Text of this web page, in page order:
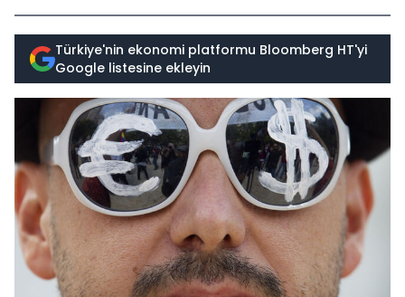
Türkiye'nin ekonomi platformu Bloomberg HT'yi
Google listesine ekleyin